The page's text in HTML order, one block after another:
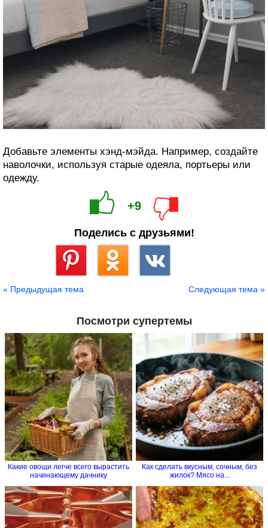
Добавьте элементы хэнд-мэйда. Например, создайте
наволочки, используя старые одеяла, портьеры или
одежду.
+9
Поделись с друзьями!
« Предыдущая тема Следующая тема »
Посмотри супертемы
Какие овощи легче всего вырастить
начинающему дачнику
Как сделать вкусным, сочным, без
жилок? Мясо на...